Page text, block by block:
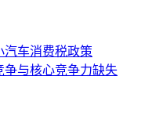
汽车消费税政策
争与核心竞争力缺失